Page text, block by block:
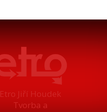
Etro Jiří Houdek
Tvorba a